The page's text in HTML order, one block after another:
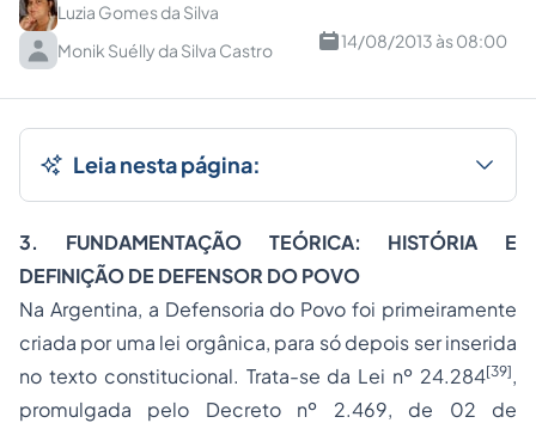
Luzia Gomes da Silva
Monik Suélly da Silva Castro
14/08/2013 às 08:00
Leia nesta página:
3. FUNDAMENTAÇÃO TEÓRICA: HISTÓRIA E
DEFINIÇÃO DE DEFENSOR DO POVO
Na Argentina, a Defensoria do Povo foi primeiramente
criada por uma lei orgânica, para só depois ser inserida
no texto constitucional. Trata-se da Lei nº 24.284[39],
promulgada pelo Decreto nº 2.469, de 02 de